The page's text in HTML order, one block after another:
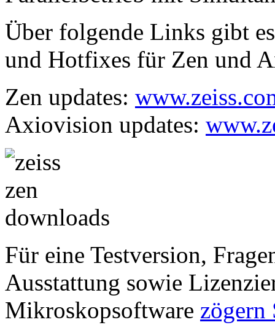
Über folgende Links gibt
und Hotfixes für Zen und
Zen updates:
Axiovision updates:
Für eine Testversion,
Ausstattung sowie
Mikroskopsoftware zögern